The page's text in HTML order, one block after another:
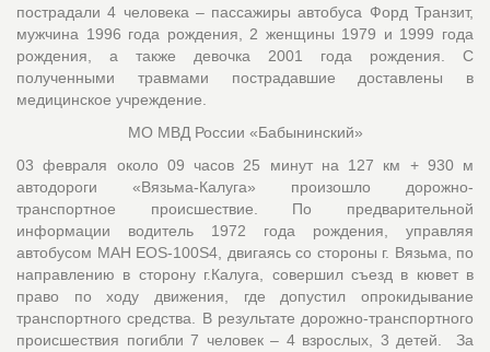
пострадали 4 человека – пассажиры автобуса Форд Транзит,
мужчина 1996 года рождения, 2 женщины 1979 и 1999 года
рождения, а также девочка 2001 года рождения. С
полученными травмами пострадавшие доставлены в
медицинское учреждение.
МО МВД России «Бабынинский»
03 февраля около 09 часов 25 минут на 127 км + 930 м
автодороги «Вязьма-Калуга» произошло дорожно-
транспортное происшествие. По предварительной
информации водитель 1972 года рождения, управляя
автобусом МАН EOS-100S4, двигаясь со стороны г. Вязьма, по
направлению в сторону г.Калуга, совершил съезд в кювет в
право по ходу движения, где допустил опрокидывание
транспортного средства. В результате дорожно-транспортного
происшествия погибли 7 человек – 4 взрослых, 3 детей. За